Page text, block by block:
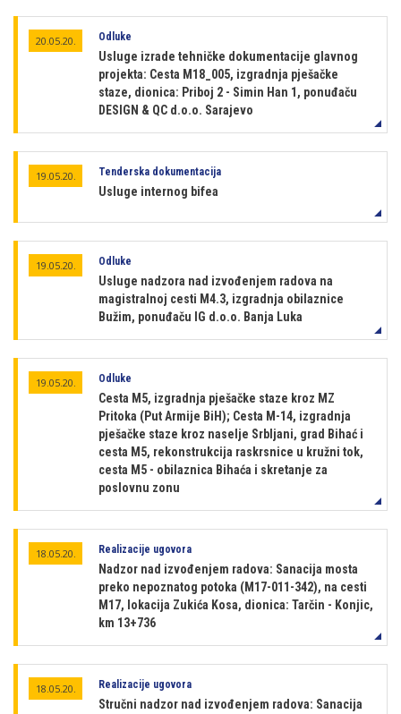
20.05.20. Odluke
Usluge izrade tehničke dokumentacije glavnog
projekta: Cesta M18_005, izgradnja pješačke
staze, dionica: Priboj 2 - Simin Han 1, ponuđaču
DESIGN & QC d.o.o. Sarajevo
19.05.20. Tenderska dokumentacija
Usluge internog bifea
19.05.20. Odluke
Usluge nadzora nad izvođenjem radova na
magistralnoj cesti M4.3, izgradnja obilaznice
Bužim, ponuđaču IG d.o.o. Banja Luka
19.05.20. Odluke
Cesta M5, izgradnja pješačke staze kroz MZ
Pritoka (Put Armije BiH); Cesta M-14, izgradnja
pješačke staze kroz naselje Srbljani, grad Bihać i
cesta M5, rekonstrukcija raskrsnice u kružni tok,
cesta M5 - obilaznica Bihaća i skretanje za
poslovnu zonu
18.05.20. Realizacije ugovora
Nadzor nad izvođenjem radova: Sanacija mosta
preko nepoznatog potoka (M17-011-342), na cesti
M17, lokacija Zukića Kosa, dionica: Tarčin - Konjic,
km 13+736
18.05.20. Realizacije ugovora
Stručni nadzor nad izvođenjem radova: Sanacija